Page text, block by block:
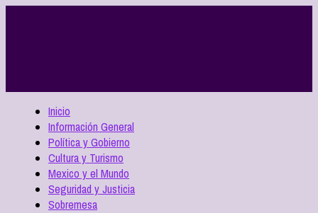
Inicio
Información General
Política y Gobierno
Cultura y Turismo
Mexico y el Mundo
Seguridad y Justicia
Sobremesa